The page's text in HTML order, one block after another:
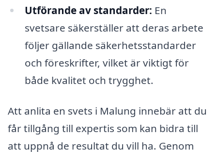
Utförande av standarder: En
svetsare säkerställer att deras arbete
följer gällande säkerhetsstandarder
och föreskrifter, vilket är viktigt för
både kvalitet och trygghet.
Att anlita en svets i Malung innebär att du
får tillgång till expertis som kan bidra till
att uppnå de resultat du vill ha. Genom